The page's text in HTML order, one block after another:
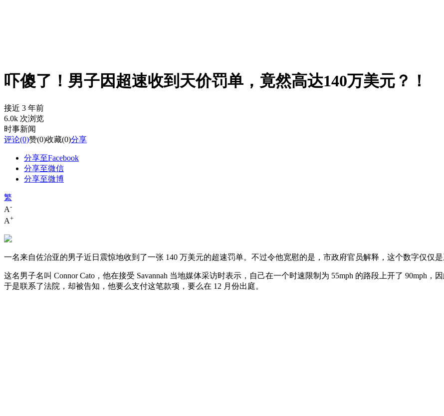
吓傻了！男子因超速收到天价罚单，竟然高达140万美元？！
接近 3 年前
6.0k 次浏览
时事新闻
评论(0)赞(0)收藏(0)分享
分享至Facebook
分享至微信
分享至微博
繁
A-
A+
一名来自佐治亚的男子近日震惊地收到了一张 140 万美元的超速罚单。不过令他宽慰的是，市政府官员解释，这个数字仅仅
这名男子名叫 Connor Cato，他在接受 Savannah 当地媒体采访时表示，自己在一个时速限制为 55mph 的路段上开了 90mph
于是联系了法院，却被告知，他要么支付这笔款项，要么在 12 月份出庭。